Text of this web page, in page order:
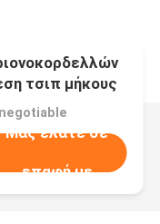
τσιπ μήκους
Μας ελάτε σε
επαφή με